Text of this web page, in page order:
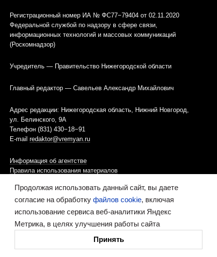
Регистрационный номер ИА № ФС77−79404 от 02.11.2020
Федеральной службой по надзору в сфере связи,
информационных технологий и массовых коммуникаций
(Роскомнадзор)
Учредитель — Правительство Нижегородской области
Главный редактор — Савельев Александр Михайлович
Адрес редакции: Нижегородская область, Нижний Новгород,
ул. Белинского, 9А
Телефон (831) 430−18−91
E-mail redaktor@vremyan.ru
Информация об агентстве
Правила использования материалов
Информационная политика использования «cookies»-файлов
Ресурс содержит материалы 16+
Продолжая использовать данный сайт, вы даете
согласие на обработку файлов cookie, включая
использование сервиса веб-аналитики Яндекс
Метрика, в целях улучшения работы сайта
Принять